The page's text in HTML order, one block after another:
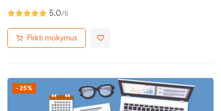
5.0/5
Pirkti mokymus
-25%